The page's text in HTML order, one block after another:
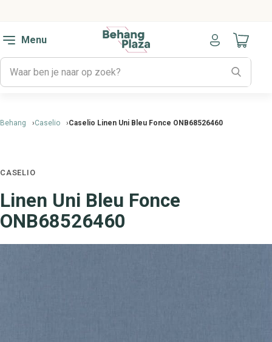
Menu
Naar
Behang Caselio Caselio Linen Uni Bleu Fonce ONB68526460
CASELIO
Linen Uni Bleu Fonce
ONB68526460